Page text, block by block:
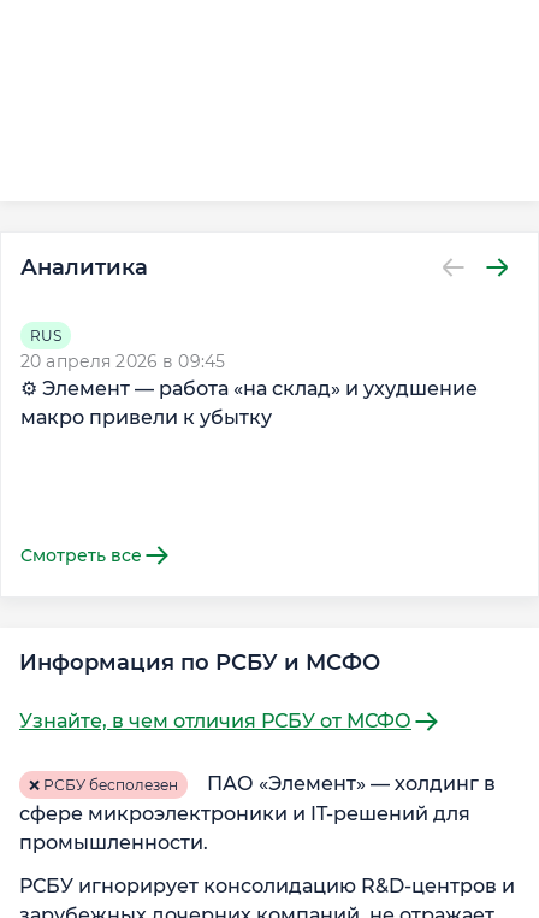
Аналитика
RUS
20 апреля 2026 в 09:45
⚙️ Элемент — работа «на склад» и ухудшение
макро привели к убытку
Смотреть все
Информация по РСБУ и МСФО
Узнайте, в чем отличия РСБУ от МСФО
❌ РСБУ бесполезен
ПАО «Элемент» — холдинг в
сфере микроэлектроники и IT-решений для
промышленности.
РСБУ игнорирует консолидацию R&D-центров и